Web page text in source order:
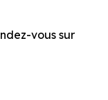
vous sur